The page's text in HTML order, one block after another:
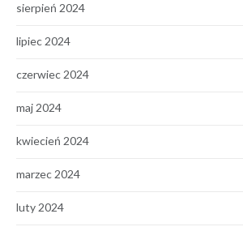
sierpień 2024
lipiec 2024
czerwiec 2024
maj 2024
kwiecień 2024
marzec 2024
luty 2024